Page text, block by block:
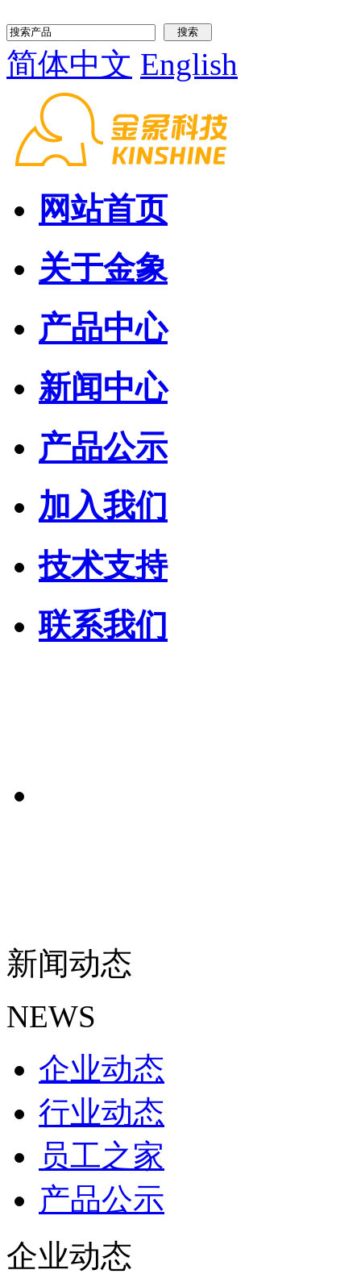
简体中文 English
网站首页
关于金象
产品中心
新闻中心
产品公示
加入我们
技术支持
联系我们
新闻动态
NEWS
企业动态
行业动态
员工之家
产品公示
企业动态